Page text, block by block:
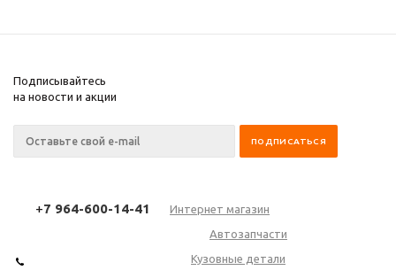
Подписывайтесь
на новости и акции
+7 964-600-14-41
Интернет магазин
Автозапчасти
Кузовные детали